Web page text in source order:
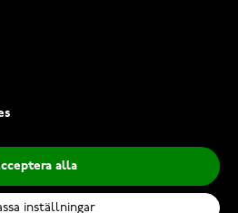
Lägg till i kundvagn
alla
inställningar